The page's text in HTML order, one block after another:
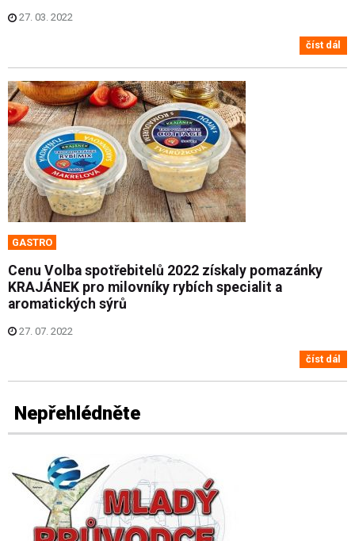
27. 03. 2022
číst dál
GASTRO
Cenu Volba spotřebitelů 2022 získaly pomazánky
KRAJÁNEK pro milovníky rybích specialit a
aromatických sýrů
27. 07. 2022
číst dál
Nepřehlédněte